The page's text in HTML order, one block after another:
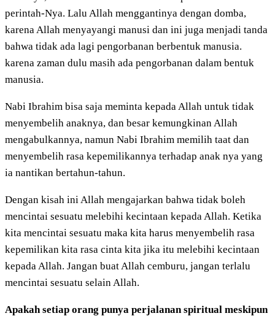
perintah-Nya. Lalu Allah menggantinya dengan domba,
karena Allah menyayangi manusi dan ini juga menjadi tanda
bahwa tidak ada lagi pengorbanan berbentuk manusia.
karena zaman dulu masih ada pengorbanan dalam bentuk
manusia.
Nabi Ibrahim bisa saja meminta kepada Allah untuk tidak
menyembelih anaknya, dan besar kemungkinan Allah
mengabulkannya, namun Nabi Ibrahim memilih taat dan
menyembelih rasa kepemilikannya terhadap anak nya yang
ia nantikan bertahun-tahun.
Dengan kisah ini Allah mengajarkan bahwa tidak boleh
mencintai sesuatu melebihi kecintaan kepada Allah. Ketika
kita mencintai sesuatu maka kita harus menyembelih rasa
kepemilikan kita rasa cinta kita jika itu melebihi kecintaan
kepada Allah. Jangan buat Allah cemburu, jangan terlalu
mencintai sesuatu selain Allah.
Apakah setiap orang punya perjalanan spiritual meskipun